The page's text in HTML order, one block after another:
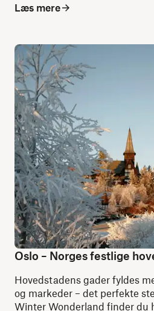
Læs mere
Oslo – Norges festlige
Hovedstadens gader fyldes
og markeder – det perfekte
Winter Wonderland finder du